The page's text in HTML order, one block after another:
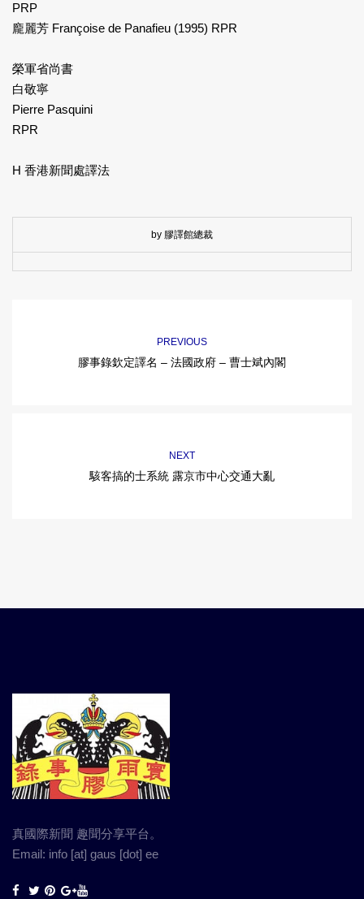
PRP
龐麗芳 Françoise de Panafieu (1995) RPR
榮軍省尚書
白敬寧
Pierre Pasquini
RPR
H 香港新聞處譯法
by 膠譯館總裁
PREVIOUS
膠事錄欽定譯名 – 法國政府 – 曹士斌內閣
NEXT
駭客搞的士系統 露京市中心交通大亂
真國際新聞 趣聞分享平台。
Email: info [at] gaus [dot] ee